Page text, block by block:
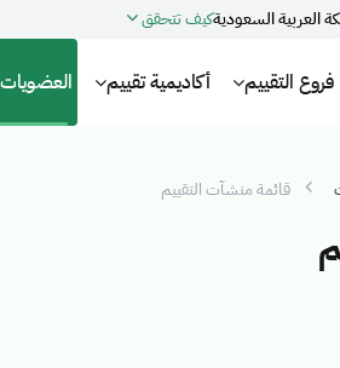
السعوديةكيف تتحقق
فروع التقييم أكاديمية تقييم
قائمة منشآت التقييم